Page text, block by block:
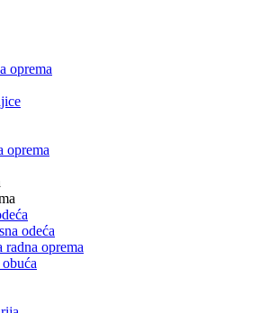
oprema
oprema
odeća
radna oprema